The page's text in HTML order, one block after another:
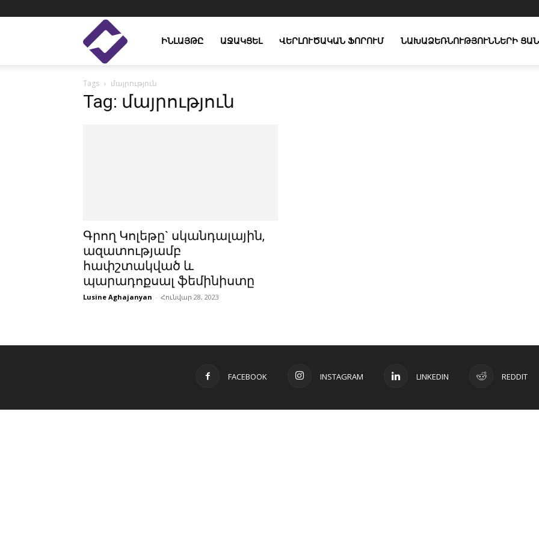
Enlight
Studies
ԻՆԼԱՅԹԸ ԱՋԱԿՑԵԼ ՎԵՐԼՈՒԾԱԿԱՆ ՖՈՐՈՒՄ ՆԱԽԱՁԵՌՆՈՒԹՅՈՒՆՆԵՐԻ
Tags մայրություն
Tag: մայրություն
Գրող Կոլեթը` սկանդալային,
ազատությամբ
հափշտակված և
պարադոքսալ ֆեմինիստը
Lusine Aghajanyan - Հունվար 28, 2023
FACEBOOK INSTAGRAM LINKEDIN REDDIT